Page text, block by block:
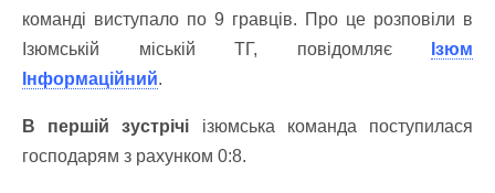
команді виступало по 9 гравців. Про це розповіли в
Ізюмській міській ТГ, повідомляє
Ізюм
Інформаційний.
В першій зустрічі ізюмська команда поступилася
господарям з рахунком 0:8.